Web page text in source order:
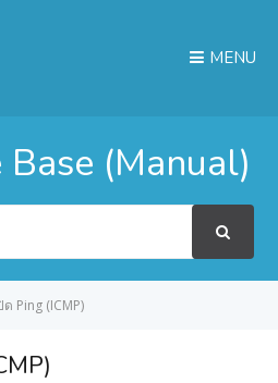
MENU
(Manual)
Ping (ICMP)